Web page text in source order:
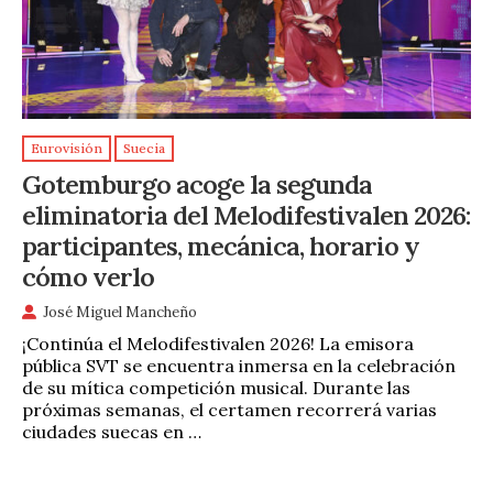
Eurovisión Suecia
Gotemburgo acoge la segunda
eliminatoria del Melodifestivalen 2026:
participantes, mecánica, horario y
cómo verlo
José Miguel Mancheño
¡Continúa el Melodifestivalen 2026! La emisora
pública SVT se encuentra inmersa en la celebración
de su mítica competición musical. Durante las
próximas semanas, el certamen recorrerá varias
ciudades suecas en …